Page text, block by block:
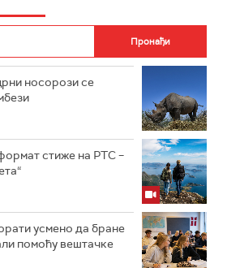
носорози се
стиже на РТС –
усмено да бране
помоћу вештачке